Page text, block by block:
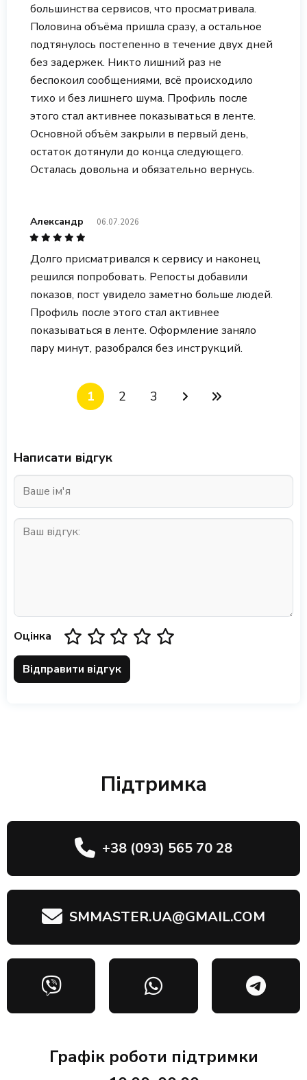
большинства сервисов, что просматривала.
Половина объёма пришла сразу, а остальное
подтянулось постепенно в течение двух дней
без задержек. Никто лишний раз не
беспокоил сообщениями, всё происходило
тихо и без лишнего шума. Профиль после
этого стал активнее показываться в ленте.
Основной объём закрыли в первый день,
остаток дотянули до конца следующего.
Осталась довольна и обязательно вернусь.
Александр 06.07.2026
Долго присматривался к сервису и наконец
решился попробовать. Репосты добавили
показов, пост увидело заметно больше людей.
Профиль после этого стал активнее
показываться в ленте. Оформление заняло
пару минут, разобрался без инструкций.
1 2 3
Написати відгук
Оцінка
Відправити відгук
Підтримка
+38 (093) 565 70 28
SMMASTER.UA@GMAIL.COM
Графік роботи підтримки